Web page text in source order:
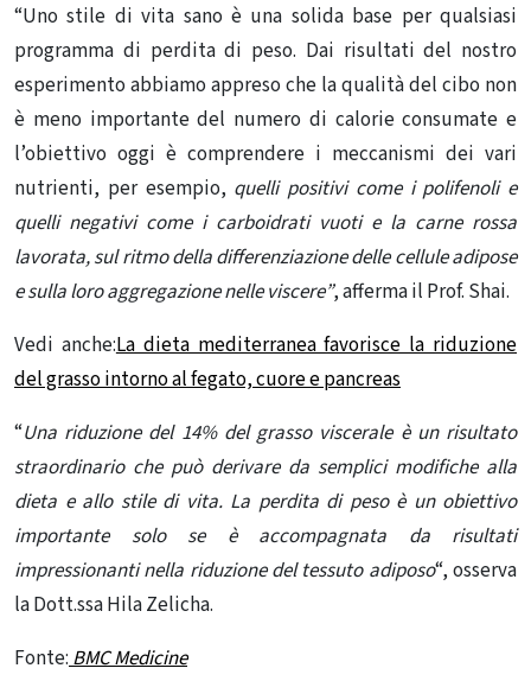
“Uno stile di vita sano è una solida base per qualsiasi
programma di perdita di peso. Dai risultati del nostro
esperimento abbiamo appreso che la qualità del cibo non
è meno importante del numero di calorie consumate e
l’obiettivo oggi è comprendere i meccanismi dei vari
nutrienti, per esempio, quelli positivi come i polifenolie
quelli negativi come i carboidrati vuoti e la carne rossa
lavorata, sul ritmo della differenziazione delle cellule adipose
e sulla loro aggregazione nelle viscere”, afferma il Prof. Shai.
Vedi anche:La dieta mediterranea favorisce la riduzione
del grasso intorno al fegato, cuore e pancreas
“Una riduzione del 14% del grasso viscerale è un risultato
straordinario che può derivare da semplici modifiche alla
dieta e allo stile di vita. La perdita di peso è un obiettivo
importante solo se è accompagnata da risultati
impressionanti nella riduzione deltessuto adiposo“, osserva
la Dott.ssa Hila Zelicha.
Fonte: BMC Medicine